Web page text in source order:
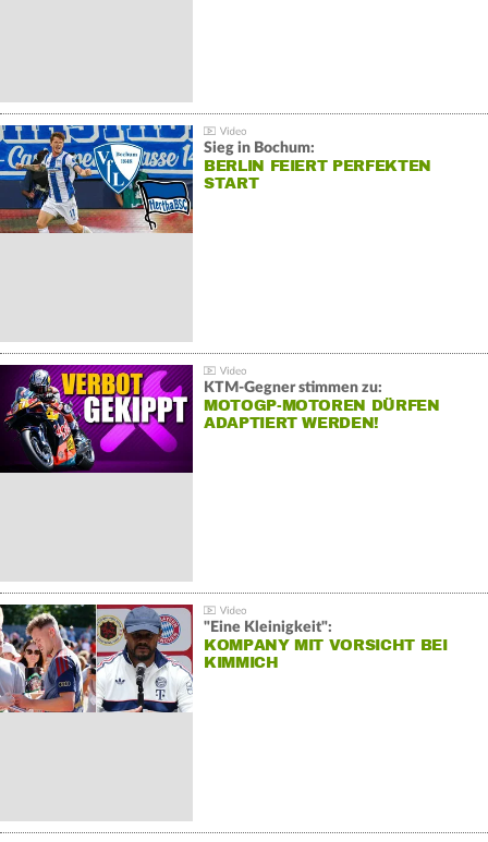
Sieg in Bochum:
BERLIN FEIERT PERFEKTEN
START
KTM-Gegner stimmen zu:
MOTOGP-MOTOREN DÜRFEN
ADAPTIERT WERDEN!
"Eine Kleinigkeit":
KOMPANY MIT VORSICHT BEI
KIMMICH